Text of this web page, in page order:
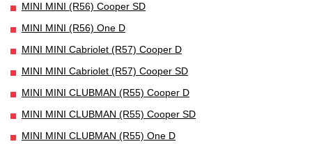
MINI MINI (R56) Cooper SD
MINI MINI (R56) One D
MINI MINI Cabriolet (R57) Cooper D
MINI MINI Cabriolet (R57) Cooper SD
MINI MINI CLUBMAN (R55) Cooper D
MINI MINI CLUBMAN (R55) Cooper SD
MINI MINI CLUBMAN (R55) One D